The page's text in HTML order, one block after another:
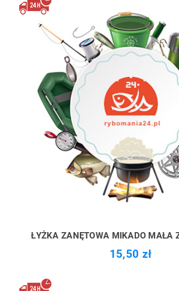
ŁYŻKA ZANĘTOWA MIKADO MAŁA
15,50 zł